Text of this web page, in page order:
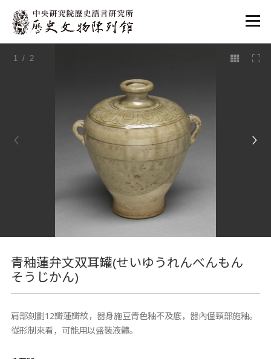
:::
1 / 2
青釉蓮弁文双耳罐(せいゆうれんべんもん
そうじかん)
肩部刻劃12瓣蓮瓣紋，器身施豆青色釉不及底，器內僅頸部施釉。
從形制來看，可能用以盛裝液體。